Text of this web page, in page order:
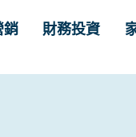
銷 財務投資